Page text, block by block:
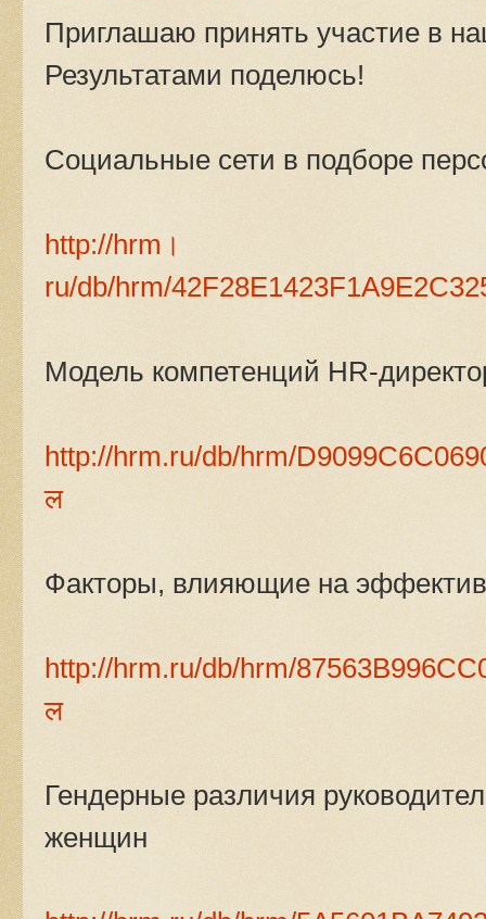
Приглашаю принять участие в
Результатами поделюсь!
Социальные сети в подборе
http://hrm।
ru/db/hrm/
Модель компетенций HR-
http://hrm.ru/db/hrm/
ल
Факторы, влияющие на
http://hrm.ru/db/hrm/
ल
Гендерные различия
женщин